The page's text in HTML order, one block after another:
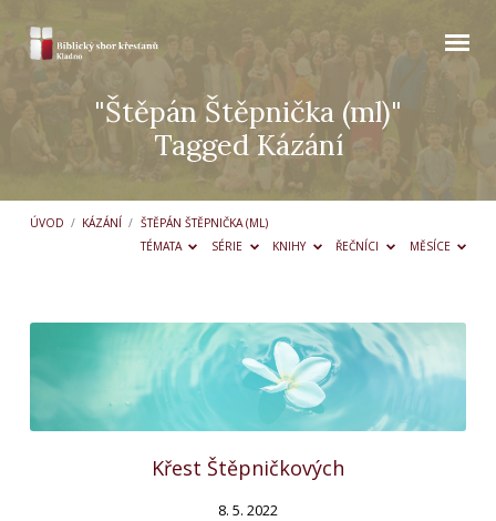
"Štěpán Štěpnička (ml)"
Tagged Kázání
ÚVOD / KÁZÁNÍ / ŠTĚPÁN ŠTĚPNIČKA (ML)
TÉMATA
SÉRIE KNIHY ŘEČNÍCI MĚSÍCE
"Štěpán
Štěpnička
(ml)"
Tagged
Křest Štěpničkových
8. 5. 2022